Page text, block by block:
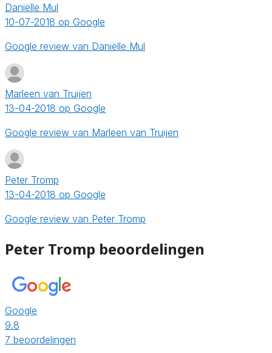
Daniëlle Mul
10-07-2018 op Google
Google review van Daniëlle Mul
Marleen van Truijen
13-04-2018 op Google
Google review van Marleen van Truijen
Peter Tromp
13-04-2018 op Google
Google review van Peter Tromp
Peter Tromp beoordelingen
Google
9.8
7 beoordelingen